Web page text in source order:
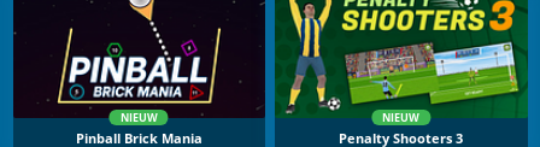
NIEUW
Pinball Brick Mania
NIEUW
Penalty Shooters 3